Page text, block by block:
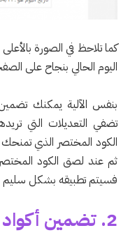
كما تلاحظ في الصورة
اليوم الحالي بنجاح على
تضفي التعديلات التي
الكود المختصر الذي
ثم عند لصق الكود
فسيتم تطبيقه بشكل
2. تضمين أكواد PHP بشكل يدوي